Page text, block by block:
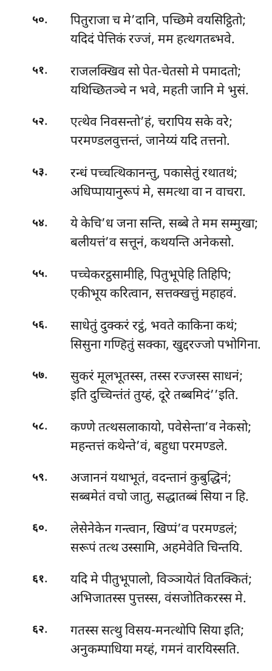
५०.
पितुराजा च मे’दानि, पच्छिमे वयसिट्ठितो;
यदिदं पेत्तिकं रज्जं, मम हत्थगतब्भवे.
५१.
राजलक्खिव सो पेत-चेतसो मे पमादतो;
यथिच्छितञ्चे न भवे, महती जानि मे भुसं.
५२.
एत्थेव निवसन्तो’हं, चरापिय सके वरे;
परमण्डलवुत्तन्तं, जानेय्यं यदि तत्तनो.
५३.
रन्धं पच्चत्थिकानन्तु, पकासेतुं रथातथं;
अधिप्पायानुरूपं मे, समत्था वा न वाचरा.
५४. येकेचि’ध जना सन्ति, सब्बे ते मम सम्मुखा;
बलीयत्तं’व सत्तूनं, कथयन्ति अनेकसो.
५५.
पच्चेकरट्ठसामीहि, पितुभूपेहि तिहिपि;
एकीभूय करित्वान, सत्तक्खत्तुं महाहवं.
५६.
साधेतुं दुक्करं रट्ठं, भवते काकिना कथं;
सिसुना गण्हितुं सक्का, खुद्दरज्जो पभोगिना.
५७.
सुकरं मूलभूतस्स, तस्स रज्जस्स साधनं;
इति दुच्चिन्तंतं तुय्हं, दूरे तब्बमिदं’’इति.
५८.
कण्णे तत्थसलाकायो, पवेसेन्ता’व नेकसो;
महन्तत्तं कथेन्ते’वं, बहुधा परमण्डले.
५९.
अजाननं यथाभूतं, वदन्तानं कुबुद्धिनं;
सब्बमेतं वचो जातु, सद्धातब्बं सिया न हि.
६०.
लेसेनेकेन गन्त्वान, खिप्पं’व परमण्डलं;
सरूपं तत्थ उस्सामि, अहमेवेति चिन्तयि.
६१.
यदि मे पीतुभूपालो, विञ्ञायेतं वितक्कितं;
अभिजातस्स पुत्तस्स, वंसजोतिकरस्स मे.
६२.
गतस्स सत्थु विसय-मनत्थोपि सिया इति;
अनुकम्पाधिया मय्हं, गमनं वारयिस्सति.